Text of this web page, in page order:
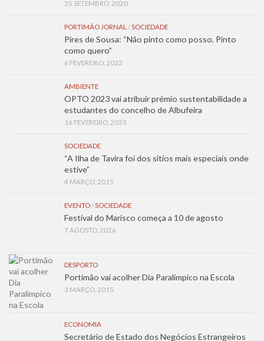
25 SETEMBRO, 2020
PORTIMÃO JORNAL /SOCIEDADE
Pires de Sousa: “Não pinto como posso. Pinto
como quero”
6 FEVEREIRO, 2023
AMBIENTE
OPTO 2023 vai atribuir prémio sustentabilidade a
estudantes do concelho de Albufeira
16 FEVEREIRO, 2023
SOCIEDADE
“A Ilha de Tavira foi dos sítios mais especiais onde
estive”
4 MARÇO, 2015
EVENTO/SOCIEDADE
Festival do Marisco começa a 10 de agosto
7 AGOSTO, 2026
DESPORTO
Portimão vai acolher Dia Paralímpico na Escola
3 MARÇO, 2015
ECONOMIA
Secretário de Estado dos Negócios Estrangeiros